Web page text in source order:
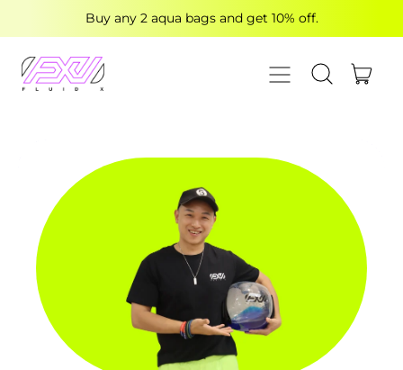
Buy any 2 aqua bags and get 10% off.
MENU
SEARCH